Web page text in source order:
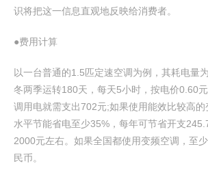
识将把这一信息直观地反映给消费者。
●费用计算
以一台普通的1.5匹定速空调为例，其耗电量
冬两季运转180天，每天5小时，按电价0.60
调用电就需支出702元;如果使用能效比较高
水平节能省电至少35%，每年可节省开支
2000元左右。如果全国都使用变频空调，至
民币。